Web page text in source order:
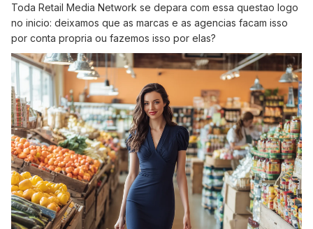
Toda Retail Media Network se depara com essa questao logo
no inicio: deixamos que as marcas e as agencias facam isso
por conta propria ou fazemos isso por elas?